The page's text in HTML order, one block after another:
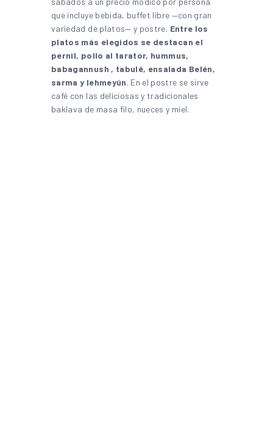
que incluye bebida, buffet libre —con gran
variedad de platos— y postre. Entre los
platos más elegidos se destacan el
pernil, pollo al tarator, hummus,
babagannush , tabulé, ensalada Belén,
sarma y lehmeyún. En el postre se sirve
café con las deliciosas y tradicionales
baklava de masa filo, nueces y miel.